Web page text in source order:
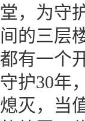
堂，为守
间的三层
都有一个
守护30年
熄灭，当